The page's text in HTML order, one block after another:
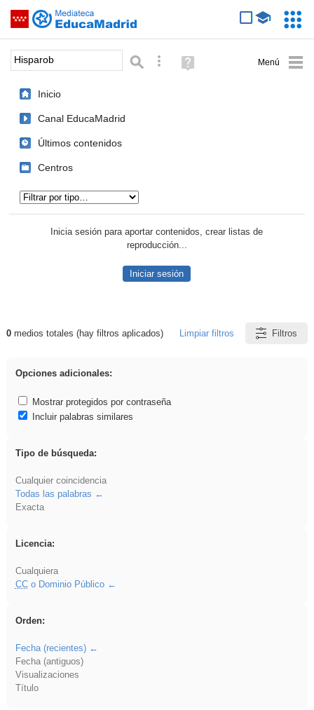
Saltar navegación
Palabra o frase: Búsqueda avanzada
Ayuda
(en
Inicio
Canal EducaMadrid
Últimos contenidos
Centros
Inicia sesión para aportar contenidos, crear listas de
reproducción...
Iniciar sesión
Resultados de: Hisparob
0medios totales (hay filtros aplicados) Limpiar filtros Filtros
Opciones adicionales:
Mostrar protegidos por contraseña
Incluir palabras similares
Tipo de búsqueda:
Cualquier coincidencia
Todas las palabras
Exacta
Licencia:
Cualquiera
CCo Dominio Público
Orden:
Fecha (recientes)
Fecha (antiguos)
Visualizaciones
Título